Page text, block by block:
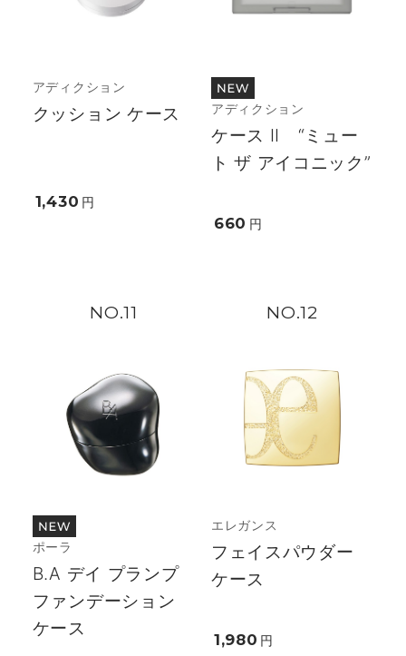
アディクション
クッション ケース
1,430 円
アディクション
ケース II “ミュー
ト ザ アイコニック”
660 円
11
ポーラ
B.A デイ プランプ
ファンデーション
ケース
12
エレガンス
フェイスパウダー
ケース
1,980 円